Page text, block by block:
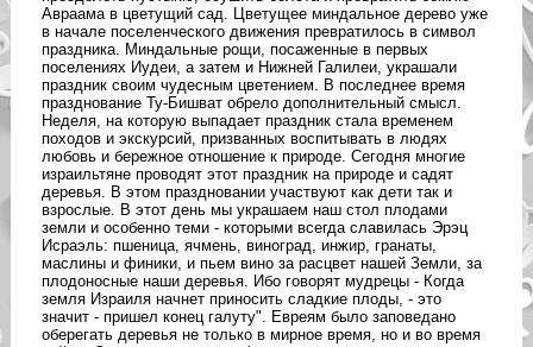
Авраама в цветущий сад. Цветущее миндальное дерево уже
в начале поселенческого движения превратилось в символ
праздника. Миндальные рощи, посаженные в первых
поселениях Иудеи, а затем и Нижней Галилеи, украшали
праздник своим чудесным цветением. В последнее время
празднование Ту-Бишват обрело дополнительный смысл.
Неделя, на которую выпадает праздник стала временем
походов и экскурсий, призванных воспитывать в людях
любовь и бережное отношение к природе. Сегодня многие
израильтяне проводят этот праздник на природе и садят
деревья. В этом праздновании участвуют как дети так и
взрослые. В этот день мы украшаем наш стол плодами
земли и особенно теми - которыми всегда славилась Эрэц
Исраэль: пшеница, ячмень, виноград, инжир, гранаты,
маслины и финики, и пьем вино за расцвет нашей Земли, за
плодоносные наши деревья. Ибо говорят мудрецы - Когда
земля Израиля начнет приносить сладкие плоды, - это
значит - пришел конец галуту". Евреям было заповедано
оберегать деревья не только в мирное время, но и во время